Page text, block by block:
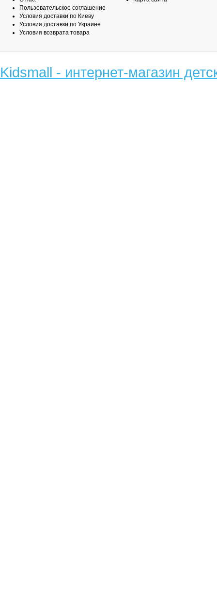
Пользовательское соглашение
Условия доставки по Киеву
Условия доставки по Украине
Условия возврата товара
Kidsmall - интернет-магазин